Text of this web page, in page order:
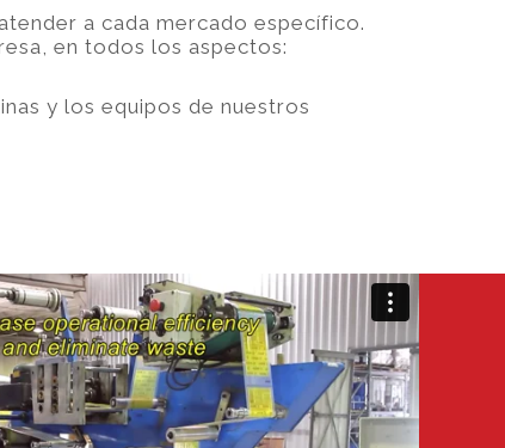
a cada mercado específico.
en todos los aspectos:
y los equipos de nuestros